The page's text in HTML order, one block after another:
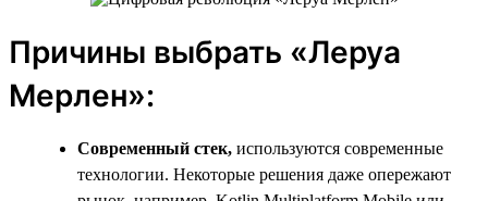
Причины выбрать «Леруа
Мерлен»:
Современный стек, используются современные
технологии. Некоторые решения даже опережают